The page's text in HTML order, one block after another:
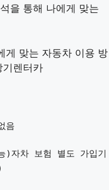
을 통해 나에게 맞는
게 맞는 자동차 이용 방
기렌터카
음
)자차 보험 별도 가입기